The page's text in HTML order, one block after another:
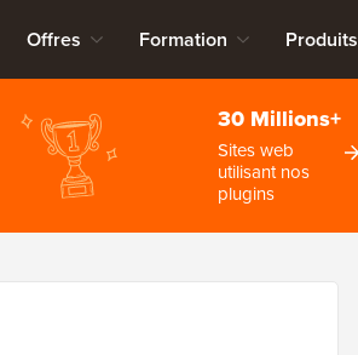
Offres Formation Produits
30 Millions+
Sites web
utilisant nos
plugins